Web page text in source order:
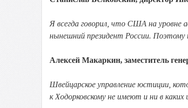
Я всегда говорил, что США на уровне
нынешний президент России. Поэтому
Алексей Макаркин, заместитель
Швейцарское управление юстиции,
к Ходорковскому не имеют и ни в